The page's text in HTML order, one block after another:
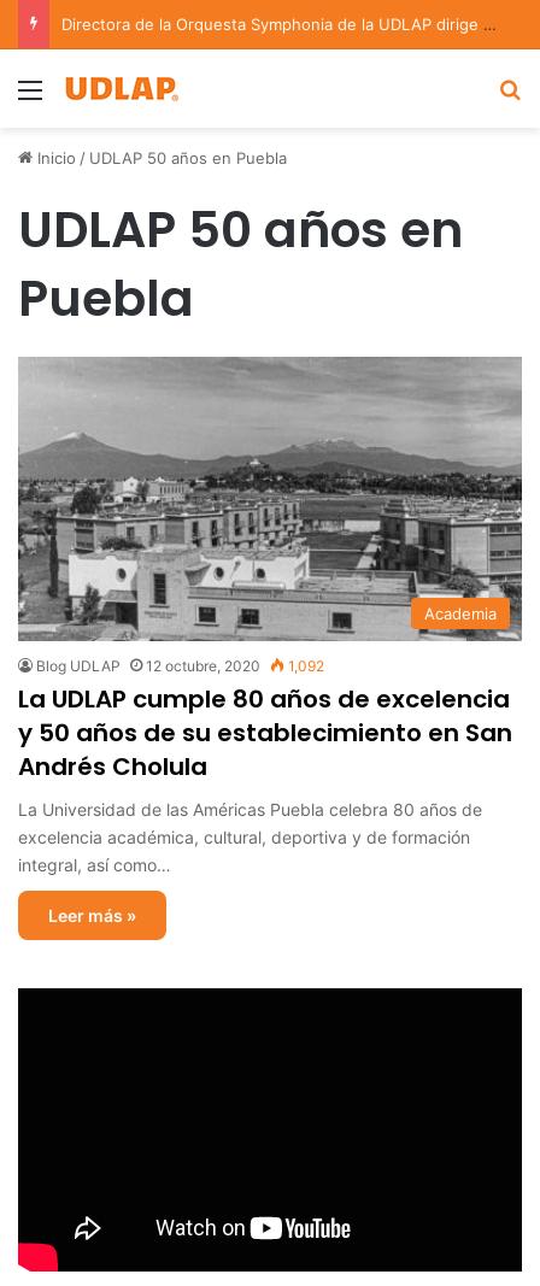
Directora de la Orquesta Symphonia de la UDLAP dirige agrupaciones de talla nacional e internacional
Menu
Inicio / UDLAP 50 años en Puebla
UDLAP 50 años en
Puebla
Academia
Blog UDLAP 12 octubre, 2020 1,092
La UDLAP cumple 80 años de excelencia
y 50 años de su establecimiento en San
Andrés Cholula
La Universidad de las Américas Puebla celebra 80 años de
excelencia académica, cultural, deportiva y de formación
integral, así como…
Leer más »